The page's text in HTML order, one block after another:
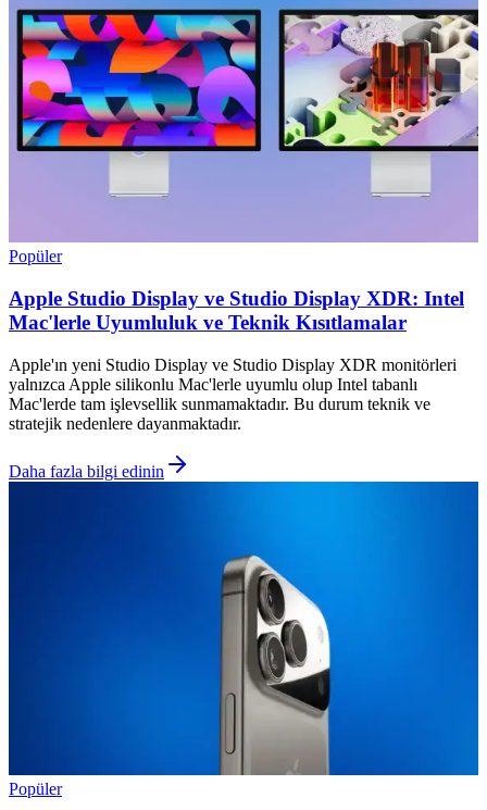
Popüler
Apple Studio Display ve Studio Display XDR: Intel
Mac'lerle Uyumluluk ve Teknik Kısıtlamalar
Apple'ın yeni Studio Display ve Studio Display XDR monitörleri
yalnızca Apple silikonlu Mac'lerle uyumlu olup Intel tabanlı
Mac'lerde tam işlevsellik sunmamaktadır. Bu durum teknik ve
stratejik nedenlere dayanmaktadır.
Daha fazla bilgi edinin
Popüler